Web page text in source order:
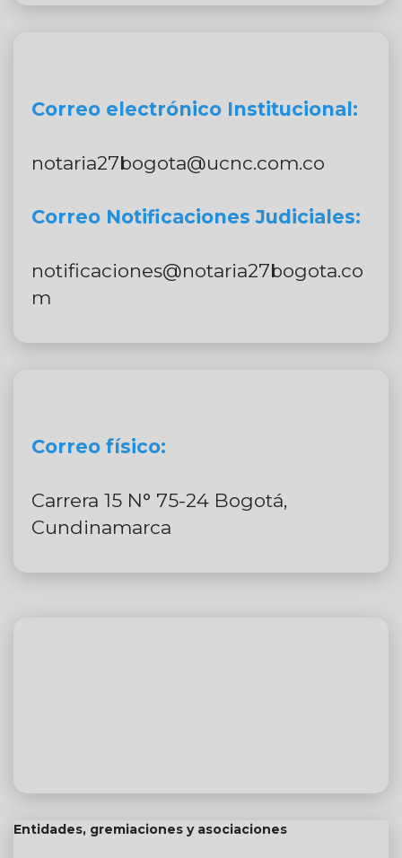
Correo electrónico Institucional:
notaria27bogota@ucnc.com.co
Correo Notificaciones Judiciales:
notificaciones@notaria27bogota.co
m
Correo físico:
Carrera 15 N° 75-24 Bogotá,
Cundinamarca
Entidades, gremiaciones y asociaciones